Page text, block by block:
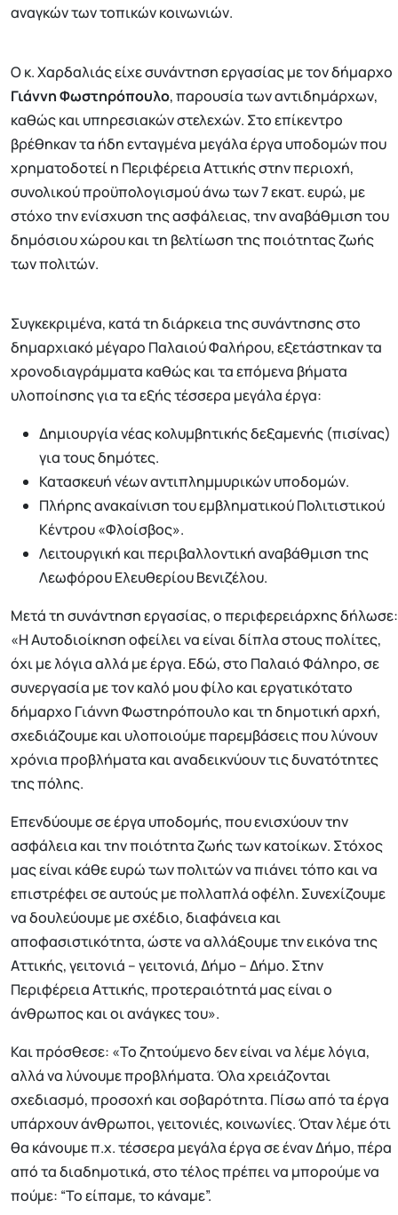
αναγκών των τοπικών κοινωνιών.
Ο κ. Χαρδαλιάς είχε συνάντηση εργασίας με τον δήμαρχο
Γιάννη Φωστηρόπουλο, παρουσία των αντιδημάρχων,
καθώς και υπηρεσιακών στελεχών. Στο επίκεντρο
βρέθηκαν τα ήδη ενταγμένα μεγάλα έργα υποδομών που
χρηματοδοτεί η Περιφέρεια Αττικής στην περιοχή,
συνολικού προϋπολογισμού άνω των 7 εκατ. ευρώ, με
στόχο την ενίσχυση της ασφάλειας, την αναβάθμιση του
δημόσιου χώρου και τη βελτίωση της ποιότητας ζωής
των πολιτών.
Συγκεκριμένα, κατά τη διάρκεια της συνάντησης στο
δημαρχιακό μέγαρο Παλαιού Φαλήρου, εξετάστηκαν τα
χρονοδιαγράμματα καθώς και τα επόμενα βήματα
υλοποίησης για τα εξής τέσσερα μεγάλα έργα:
Δημιουργία νέας κολυμβητικής δεξαμενής (πισίνας)
για τους δημότες.
Κατασκευή νέων αντιπλημμυρικών υποδομών.
Πλήρης ανακαίνιση του εμβληματικού Πολιτιστικού
Κέντρου «Φλοίσβος».
Λειτουργική και περιβαλλοντική αναβάθμιση της
Λεωφόρου Ελευθερίου Βενιζέλου.
Μετά τη συνάντηση εργασίας, ο περιφερειάρχης δήλωσε:
«Η Αυτοδιοίκηση οφείλει να είναι δίπλα στους πολίτες,
όχι με λόγια αλλά με έργα. Εδώ, στο Παλαιό Φάληρο, σε
συνεργασία με τον καλό μου φίλο και εργατικότατο
δήμαρχο Γιάννη Φωστηρόπουλο και τη δημοτική αρχή,
σχεδιάζουμε και υλοποιούμε παρεμβάσεις που λύνουν
χρόνια προβλήματα και αναδεικνύουν τις δυνατότητες
της πόλης.
Επενδύουμε σε έργα υποδομής, που ενισχύουν την
ασφάλεια και την ποιότητα ζωής των κατοίκων. Στόχος
μας είναι κάθε ευρώ των πολιτών να πιάνει τόπο και να
επιστρέφει σε αυτούς με πολλαπλά οφέλη. Συνεχίζουμε
να δουλεύουμε με σχέδιο, διαφάνεια και
αποφασιστικότητα, ώστε να αλλάξουμε την εικόνα της
Αττικής, γειτονιά – γειτονιά, Δήμο – Δήμο. Στην
Περιφέρεια Αττικής, προτεραιότητά μας είναι ο
άνθρωπος και οι ανάγκες του».
Και πρόσθεσε: «Το ζητούμενο δεν είναι να λέμε λόγια,
αλλά να λύνουμε προβλήματα. Όλα χρειάζονται
σχεδιασμό, προσοχή και σοβαρότητα. Πίσω από τα έργα
υπάρχουν άνθρωποι, γειτονιές, κοινωνίες. Όταν λέμε ότι
θα κάνουμε π.χ. τέσσερα μεγάλα έργα σε έναν Δήμο, πέρα
από τα διαδημοτικά, στο τέλος πρέπει να μπορούμε να
πούμε: “Το είπαμε, το κάναμε”.